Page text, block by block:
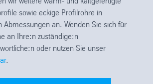
sowie eckige Profilrohre in
Abmessungen an. Wenden Sie sich für
an Ihre:n zuständige:n
oder nutzen Sie unser
.